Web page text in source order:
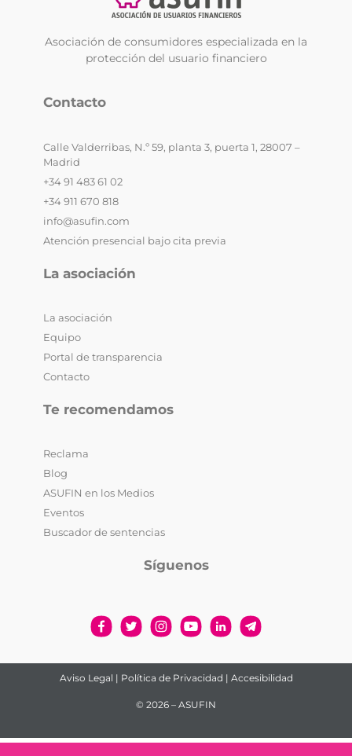
Asociación de consumidores especializada en la
protección del usuario financiero
Contacto
Calle Valderribas, N.º 59, planta 3, puerta 1, 28007 –
Madrid
+34 91 483 61 02
+34 911 670 818
info@asufin.com
Atención presencial bajo cita previa
La asociación
La asociación
Equipo
Portal de transparencia
Contacto
Te recomendamos
Reclama
Blog
ASUFIN en los Medios
Eventos
Buscador de sentencias
Síguenos
Aviso Legal | Política de Privacidad | Accesibilidad
© 2026 – ASUFIN